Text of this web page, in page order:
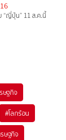
“ญี่ปุ่น” 11 ส.ค.นี้
ษฐกิจ
#โลกร้อน
รษฐกิจ